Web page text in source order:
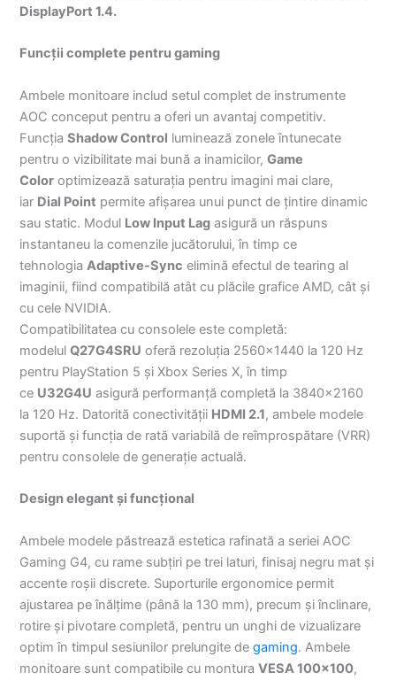
DisplayPort 1.4.
Funcții complete pentru gaming
Ambele monitoare includ setul complet de instrumente
AOC conceput pentru a oferi un avantaj competitiv.
FuncțiaShadow Control luminează zonele întunecate
pentru o vizibilitate mai bună a inamicilor,Game
Color optimizează saturația pentru imagini mai clare,
iar Dial Point permite afișarea unui punct de țintire dinamic
sau static. Modul Low Input Lag asigură un răspuns
instantaneu la comenzile jucătorului, în timp ce
tehnologiaAdaptive-Sync elimină efectul de tearing al
imaginii, fiind compatibilă atât cu plăcile grafice AMD, cât și
cu cele NVIDIA.
Compatibilitatea cu consolele este completă:
modelulQ27G4SRU oferă rezoluția 2560×1440 la 120 Hz
pentru PlayStation 5 și Xbox Series X, în timp
ce U32G4U asigură performanță completă la 3840×2160
la 120 Hz. Datorită conectivității HDMI 2.1, ambele modele
suportă și funcția de rată variabilă de reîmprospătare (VRR)
pentru consolele de generație actuală.
Design elegant și funcțional
Ambele modele păstrează estetica rafinată a seriei AOC
Gaming G4, cu rame subțiri pe trei laturi, finisaj negru mat și
accente roșii discrete. Suporturile ergonomice permit
ajustarea pe înălțime (până la 130 mm), precum și înclinare,
rotire și pivotare completă, pentru un unghi de vizualizare
optim în timpul sesiunilor prelungite degaming. Ambele
monitoare sunt compatibile cu monturaVESA 100×100,